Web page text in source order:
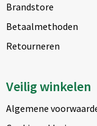
Brandstore
Betaalmethoden
Retourneren
Veilig winkelen
Algemene